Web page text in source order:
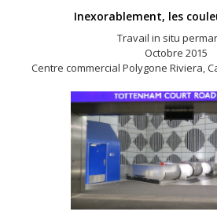
Inexorablement, les
Travail in situ
Octobre 2015
Centre commercial Polygone Riviera,